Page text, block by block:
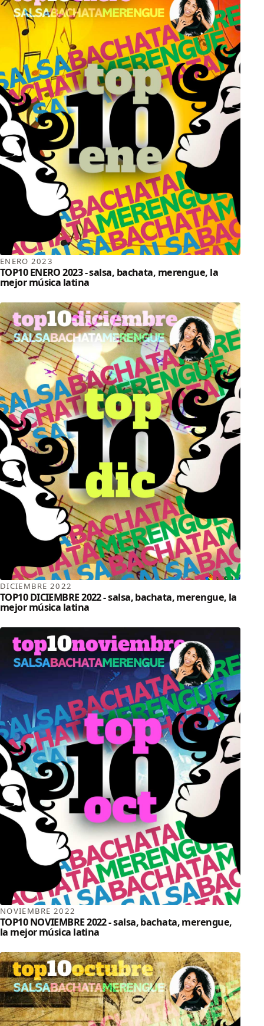
ENERO 2023
TOP10 ENERO 2023 - salsa, bachata, merengue, la
mejor música latina
DICIEMBRE 2022
TOP10 DICIEMBRE 2022 - salsa, bachata, merengue, la
mejor música latina
NOVIEMBRE 2022
TOP10 NOVIEMBRE 2022 - salsa, bachata, merengue,
la mejor música latina